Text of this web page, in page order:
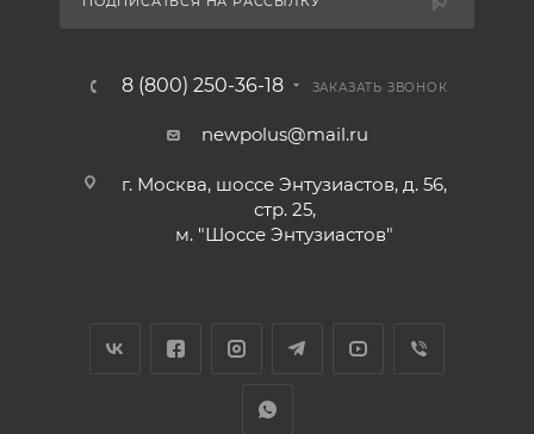
8 (800) 250-36-18 ЗАКАЗАТЬ ЗВОНОК
newpolus@mail.ru
г. Москва, шоссе Энтузиастов, д. 56,
стр. 25,
м. "Шоссе Энтузиастов"